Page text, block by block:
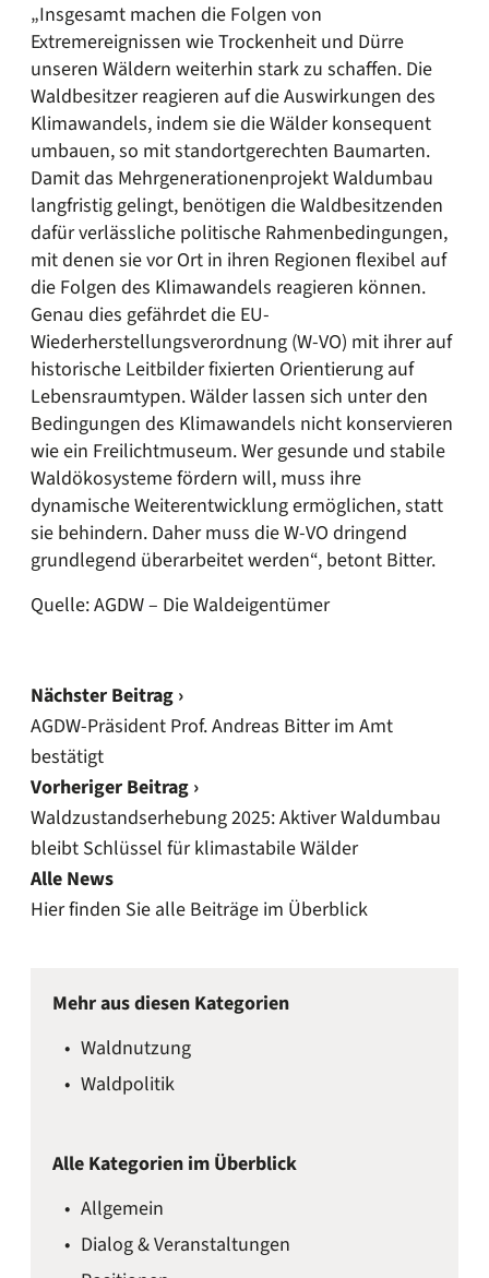
„Insgesamt machen die Folgen von
Extremereignissen wie Trockenheit und Dürre
unseren Wäldern weiterhin stark zu schaffen. Die
Waldbesitzer reagieren auf die Auswirkungen des
Klimawandels, indem sie die Wälder konsequent
umbauen, so mit standortgerechten Baumarten.
Damit das Mehrgenerationenprojekt Waldumbau
langfristig gelingt, benötigen die Waldbesitzenden
dafür verlässliche politische Rahmenbedingungen,
mit denen sie vor Ort in ihren Regionen flexibel auf
die Folgen des Klimawandels reagieren können.
Genau dies gefährdet die EU-
Wiederherstellungsverordnung (W-VO) mit ihrer auf
historische Leitbilder fixierten Orientierung auf
Lebensraumtypen. Wälder lassen sich unter den
Bedingungen des Klimawandels nicht konservieren
wie ein Freilichtmuseum. Wer gesunde und stabile
Waldökosysteme fördern will, muss ihre
dynamische Weiterentwicklung ermöglichen, statt
sie behindern. Daher muss die W-VO dringend
grundlegend überarbeitet werden“, betont Bitter.
Quelle: AGDW – Die Waldeigentümer
Nächster Beitrag ›
AGDW-Präsident Prof. Andreas Bitter im Amt
bestätigt
Vorheriger Beitrag ›
Waldzustandserhebung 2025: Aktiver Waldumbau
bleibt Schlüssel für klimastabile Wälder
Alle News
Hier finden Sie alle Beiträge im Überblick
Mehr aus diesen Kategorien
Waldnutzung
Waldpolitik
Alle Kategorien im Überblick
Allgemein
Dialog & Veranstaltungen